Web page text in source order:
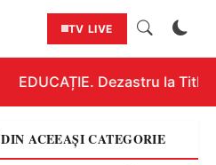
TV LIVE
EDUCAȚIE. Dezastru la
DIN ACEEAȘI CATEGORIE